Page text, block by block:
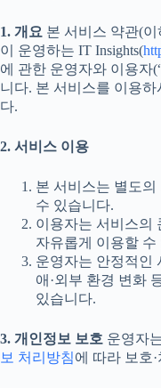
1. 개요 본 서비스 약관(이
이 운영하는 IT Insights(
에 관한 운영자와 이용자
니다. 본 서비스를 이용
다.
2. 서비스 이용
본 서비스는 별도
수 있습니다.
이용자는 서비스의
자유롭게 이용할 수
운영자는 안정적인
애·외부 환경 변화
있습니다.
3. 개인정보 보호 운영자
보 처리방침에 따라 보호